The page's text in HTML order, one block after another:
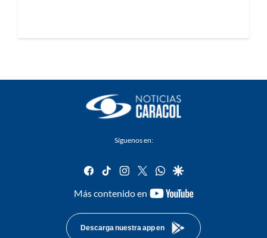
Síguenos en:
facebook
tiktok instagram
twitterwhatsapp
google
Más contenido en
youtube-
Descarga nuestra app en